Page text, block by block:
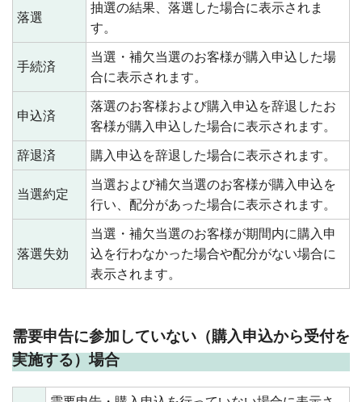
落選
抽選の結果、落選した場合に表示されま
す。
手続済
当選・補欠当選のお客様が購入申込した場
合に表示されます。
申込済
落選のお客様および購入申込を辞退したお
客様が購入申込した場合に表示されます。
辞退済 購入申込を辞退した場合に表示されます。
当選約定
当選および補欠当選のお客様が購入申込を
行い、配分があった場合に表示されます。
落選失効
当選・補欠当選のお客様が期間内に購入申
込を行わなかった場合や配分がない場合に
表示されます。
需要申告に参加していない（購入申込から受付を
実施する）場合